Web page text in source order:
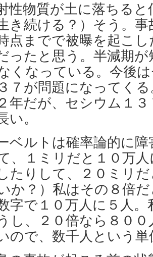
性物質が土に落ちる
き続ける？）そう。
点までで被曝を起こ
ったと思う。半減期
くなっている。今後
７が問題になってく
年だが、セシウム１
い。
ベルトは確率論的に
、１ミリだと１０万
たりして、２０ミリ
か？）私はその８倍
字で１０万人に５人
し、２０倍なら８０
ので、数千人という